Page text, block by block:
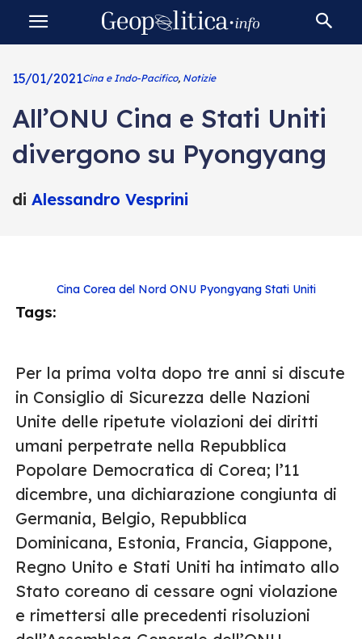
15/01/2021Cina e Indo-Pacifico, Notizie
All’ONU Cina e Stati Uniti
divergono su Pyongyang
di Alessandro Vesprini
Tags:
Cina Corea del Nord ONU Pyongyang Stati Uniti
Per la prima volta dopo tre anni si discute
in Consiglio di Sicurezza delle Nazioni
Unite delle ripetute violazioni dei diritti
umani perpetrate nella Repubblica
Popolare Democratica di Corea; l’11
dicembre, una dichiarazione congiunta di
Germania, Belgio, Repubblica
Dominicana, Estonia, Francia, Giappone,
Regno Unito e Stati Uniti ha intimato allo
Stato coreano di cessare ogni violazione
e rimettersi alle precedenti risoluzioni